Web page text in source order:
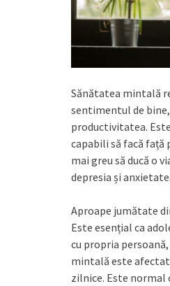
Sănătatea mintală
sentimentul de
productivitatea.
capabili să facă
mai greu să ducă o
depresia și
Aproape jumătate
Este esențial ca
cu propria
mintală este
zilnice. Este normal